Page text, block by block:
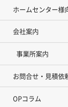
ホームセンター様
会社案内
事業所案内
お問合せ・見積依
OPコラム